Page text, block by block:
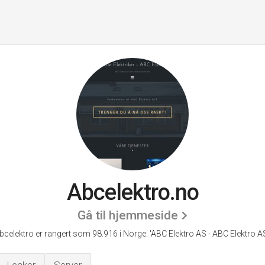
Abcelektro.no
Gå til hjemmeside
er rangert som 98.916 i Norge. 'ABC Elektro AS - ABC Elektro